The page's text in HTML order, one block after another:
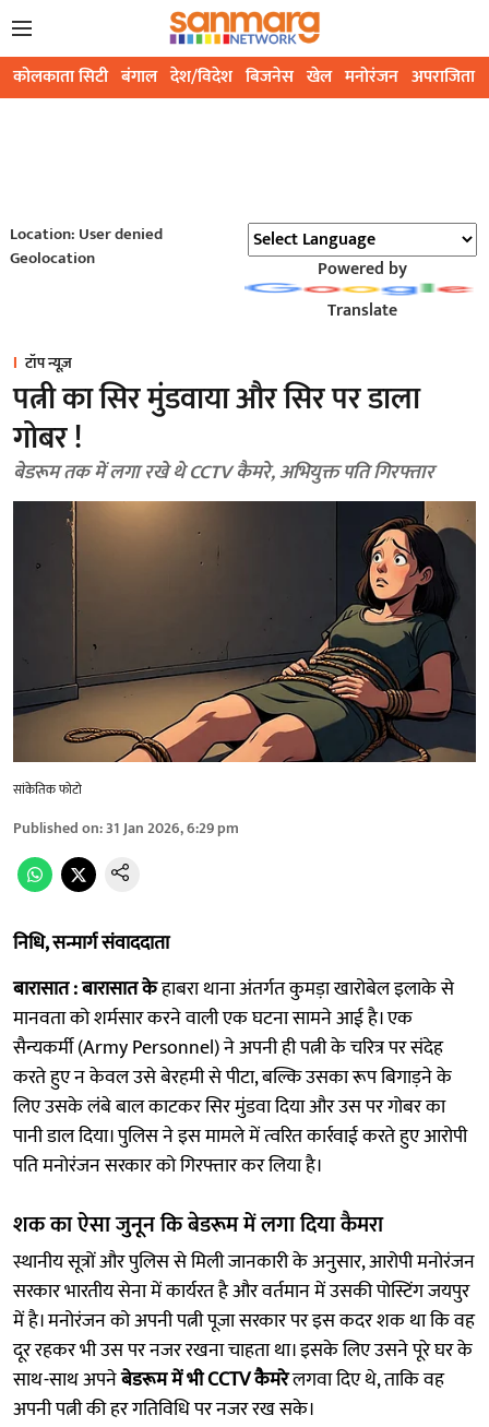
कोलकाता सिटी बंगाल देश/विदेश बिजनेस खेल मनोरंजन अपराजिता
Location: User denied
Geolocation
Powered by
Translate
टॉप न्यूज़
पत्नी का सिर मुंडवाया और सिर पर डाला
गोबर !
बेडरूम तक में लगा रखे थे CCTV कैमरे, अभियुक्त पति गिरफ्तार
सांकेतिक फोटो
Published on:31 Jan 2026, 6:29 pm
निधि, सन्मार्ग संवाददाता
बारासात : बारासात केहाबरा थाना अंतर्गत कुमड़ा खारोबेल इलाके से
मानवता को शर्मसार करने वाली एक घटना सामने आई है। एक
सैन्यकर्मी (Army Personnel) ने अपनी ही पत्नी के चरित्र पर संदेह
करते हुए न केवल उसे बेरहमी से पीटा, बल्कि उसका रूप बिगाड़ने के
लिए उसके लंबे बाल काटकर सिर मुंडवा दिया और उस पर गोबर का
पानी डाल दिया। पुलिस ने इस मामले में त्वरित कार्रवाई करते हुए आरोपी
पति मनोरंजन सरकार को गिरफ्तार कर लिया है।
शक का ऐसा जुनून कि बेडरूम में लगा दिया कैमरा
स्थानीय सूत्रों और पुलिस से मिली जानकारी के अनुसार, आरोपी मनोरंजन
सरकार भारतीय सेना में कार्यरत है और वर्तमान में उसकी पोस्टिंग जयपुर
में है। मनोरंजन को अपनी पत्नी पूजा सरकार पर इस कदर शक था कि वह
दूर रहकर भी उस पर नजर रखना चाहता था। इसके लिए उसने पूरे घर के
साथ-साथ अपनेबेडरूम में भी CCTV कैमरेलगवा दिए थे, ताकि वह
अपनी पत्नी की हर गतिविधि पर नजर रख सके।